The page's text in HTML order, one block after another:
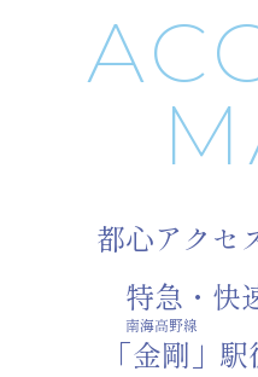
都心アクセ
特急・快
南海高野線
「金剛」